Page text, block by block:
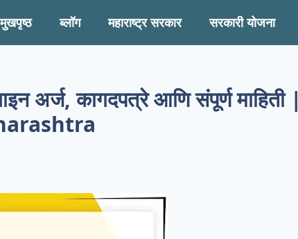
मुखपृष्ठ ब्लॉग महाराष्ट्र सरकार सरकारी योजना
अर्ज, कागदपत्रे आणि संपूर्ण माहिती |